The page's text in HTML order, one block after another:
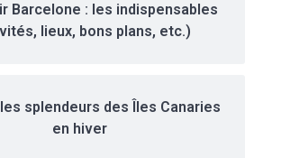
Barcelone : les indispensables
lieux, bons plans, etc.)
splendeurs des Îles Canaries
en hiver